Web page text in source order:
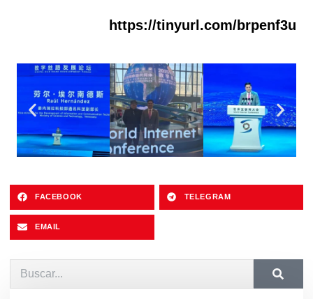
https://tinyurl.com/brpenf3u
FACEBOOK TELEGRAM
EMAIL